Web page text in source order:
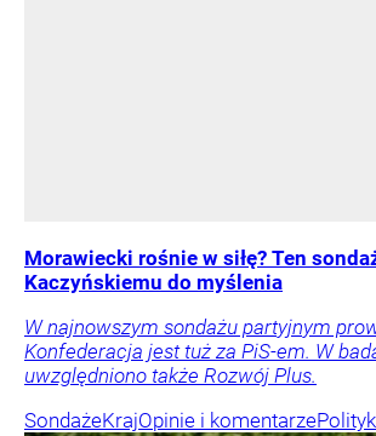
Morawiecki rośnie w siłę? Ten
Kaczyńskiemu do myślenia
W najnowszym sondażu partyjnym
Konfederacja jest tuż za PiS-em. W
uwzględniono także Rozwój Plus.
SondażeKrajOpinie i komentarze